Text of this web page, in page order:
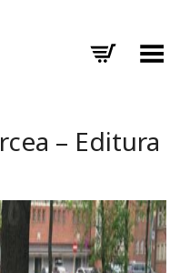
Toggle Menu
– Editura